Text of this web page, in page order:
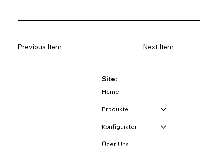
Next Item
Previous Item
Site:
Home
Produkte
Konfigurator
Über Uns